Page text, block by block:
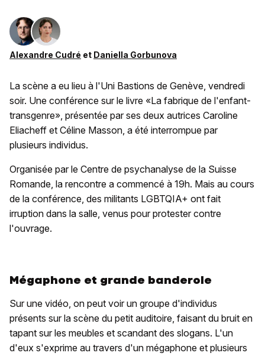
Alexandre Cudré et Daniella Gorbunova
La scène a eu lieu à l'Uni Bastions de Genève, vendredi
soir. Une conférence sur le livre «La fabrique de l'enfant-
transgenre», présentée par ses deux autrices Caroline
Eliacheff et Céline Masson, a été interrompue par
plusieurs individus.
Organisée par le Centre de psychanalyse de la Suisse
Romande, la rencontre a commencé à 19h. Mais au cours
de la conférence, des militants LGBTQIA+ ont fait
irruption dans la salle, venus pour protester contre
l'ouvrage.
Mégaphone et grande banderole
Sur une vidéo, on peut voir un groupe d'individus
présents sur la scène du petit auditoire, faisant du bruit en
tapant sur les meubles et scandant des slogans. L'un
d'eux s'exprime au travers d'un mégaphone et plusieurs